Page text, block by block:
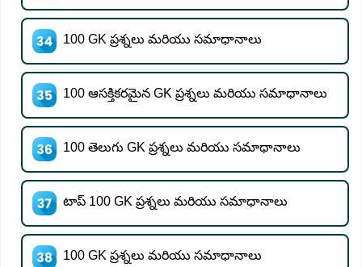
100 GK ప్రశ్నలు మరియు సమాధానాలు
100 ఆసక్తికరమైన GK ప్రశ్నలు మరియు సమాధానాలు
100 తెలుగు GK ప్రశ్నలు మరియు సమాధానాలు
టాప్ 100 GK ప్రశ్నలు మరియు సమాధానాలు
100 GK ప్రశ్నలు మరియు సమాధానాలు